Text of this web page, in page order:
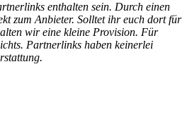
enthalten sein. Durch einen
zum Anbieter. Solltet ihr euch dort für
wir eine kleine Provision. Für
Partnerlinks haben keinerlei